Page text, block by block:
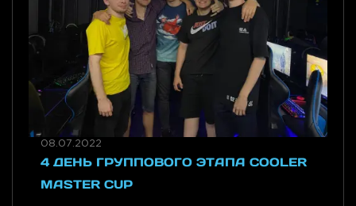
08.07.2022
4 ДЕНЬ ГРУППОВОГО ЭТАПА COOLER
MASTER CUP